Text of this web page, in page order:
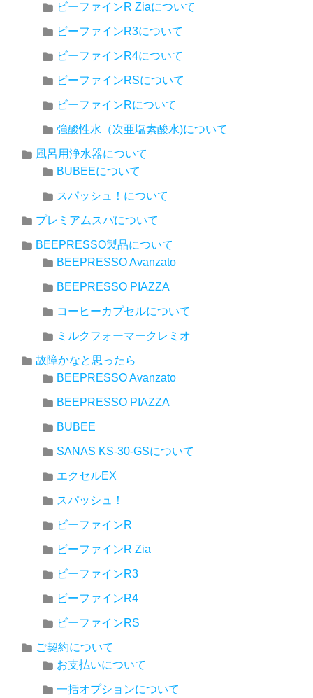
ビーファインR Ziaについて
ビーファインR3について
ビーファインR4について
ビーファインRSについて
ビーファインRについて
強酸性水（次亜塩素酸水)について
風呂用浄水器について
BUBEEについて
スパッシュ！について
プレミアムスパについて
BEEPRESSO製品について
BEEPRESSO Avanzato
BEEPRESSO PIAZZA
コーヒーカプセルについて
ミルクフォーマークレミオ
故障かなと思ったら
BEEPRESSO Avanzato
BEEPRESSO PIAZZA
BUBEE
SANAS KS-30-GSについて
エクセルEX
スパッシュ！
ビーファインR
ビーファインR Zia
ビーファインR3
ビーファインR4
ビーファインRS
ご契約について
お支払いについて
一括オプションについて